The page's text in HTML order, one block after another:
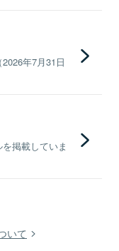
年7月31日
掲載していま
いて